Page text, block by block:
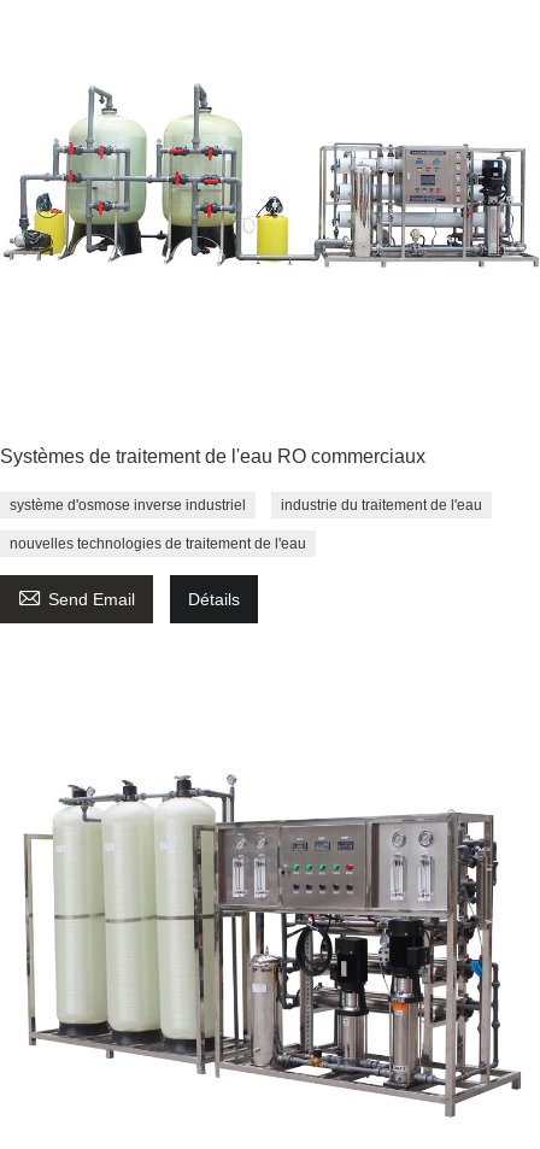
Systèmes de traitement de l'eau RO commerciaux
système d'osmose inverse industriel industrie du traitement de l'eau
nouvelles technologies de traitement de l'eau
 Send Email Détails